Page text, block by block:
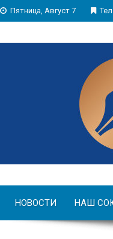
Пятница, Август 7
НОВОСТИ НАШ